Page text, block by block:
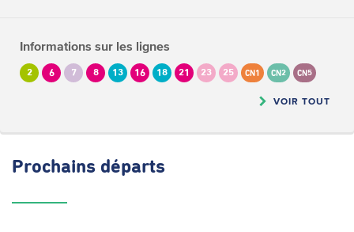
Informations sur les lignes
2 6 7 8 13 16 18 21 23 25 CN1 CN2 CN5
VOIR TOUT
Prochains départs